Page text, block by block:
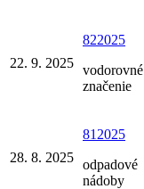
22. 9. 2025
822025
vodorovné
značenie
28. 8. 2025
812025
odpadové
nádoby